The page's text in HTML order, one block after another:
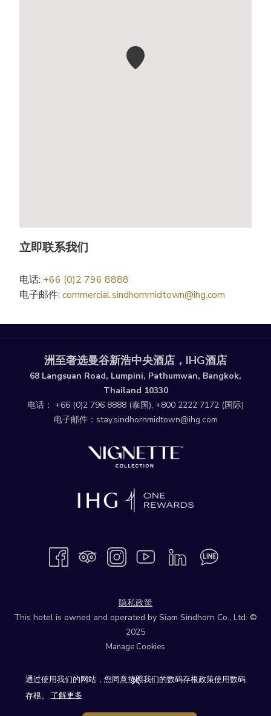
通过使用我们的网站，您同意按照我们的数码存根政策使用数码
存根。
了解更多
立即联系我们
电话: +66 (0)2 796 8888
电子邮件: commercial.sindhornmidtown@ihg.com
洲至奢选曼谷新浩中央酒店，IHG酒店
68 Langsuan Road, Lumpini, Pathumwan, Bangkok,
Thailand 10330
电话： +66 (0)2 796 8888 (泰国), +800 2222 7172 (国际)
电子邮件： stay.sindhornmidtown@ihg.com
隐私政策
This hotel is owned and operated by Siam Sindhorn Co., Ltd. ©
2025
Manage Cookies